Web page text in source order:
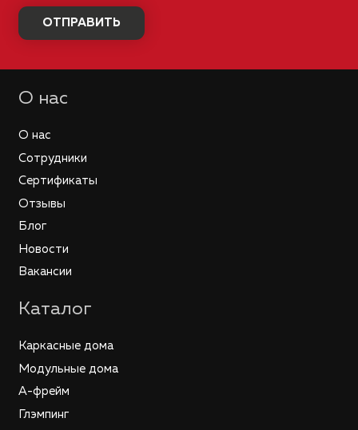
О нас
О нас
Сотрудники
Сертификаты
Отзывы
Блог
Новости
Вакансии
Каталог
Каркасные дома
Модульные дома
А-фрейм
Глэмпинг